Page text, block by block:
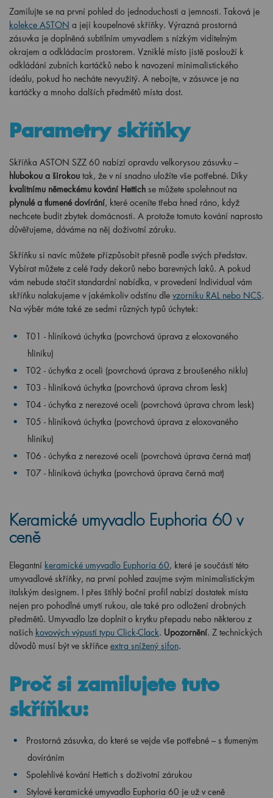
Zamilujte se na první pohled do jednoduchosti a jemnosti. Taková je
kolekce ASTON a její koupelnové skříňky. Výrazná prostorná
zásuvka je doplněná subtilním umyvadlem s nízkým viditelným
okrajem a odkládacím prostorem. Vzniklé místo jistě poslouží k
odkládání zubních kartáčků nebo k navození minimalistického
ideálu, pokud ho necháte nevyužitý. A nebojte, v zásuvce je na
kartáčky a mnoho dalších předmětů místa dost.
Parametry skříňky
Skříňka ASTON SZZ 60 nabízí opravdu velkorysou zásuvku –
hlubokou a širokou tak, že v ní snadno uložíte vše potřebné. Díky
kvalitnímu německému kování Hettich se můžete spolehnout na
plynulé a tlumené dovírání, které oceníte třeba hned ráno, když
nechcete budit zbytek domácnosti. A protože tomuto kování naprosto
důvěřujeme, dáváme na něj doživotní záruku.
Skříňku si navíc můžete přizpůsobit přesně podle svých představ.
Vybírat můžete z celé řady dekorů nebo barevných laků. A pokud
vám nebude stačit standardní nabídka, v provedení Individual vám
skříňku nalakujeme v jakémkoliv odstínu dle vzorníku RAL nebo NCS.
Na výběr máte také ze sedmi různých typů úchytek:
T01 - hliníková úchytka (povrchová úprava z eloxovaného
hliníku)
T02 - úchytka z oceli (povrchová úprava z broušeného niklu)
T03 - hliníková úchytka (povrchová úprava chrom lesk)
T04 - úchytka z nerezové oceli (povrchová úprava chrom lesk)
T05 - hliníková úchytka (povrchová úprava z eloxovaného
hliníku)
T06 - úchytka z nerezové oceli (povrchová úprava černá mat)
T07 - hliníková úchytka (povrchová úprava černá mat)
Keramické umyvadlo Euphoria 60 v
ceně
Elegantní keramické umyvadlo Euphoria 60, které je součástí této
umyvadlové skříňky, na první pohled zaujme svým minimalistickým
italským designem. I přes štíhlý boční profil nabízí dostatek místa
nejen pro pohodlné umytí rukou, ale také pro odložení drobných
předmětů. Umyvadlo lze doplnit o krytku přepadu nebo některou z
našich kovových výpustí typu Click-Clack. Upozornění. Z technických
důvodů musí být ve skříňce extra snížený sifon.
Proč si zamilujete tuto
skříňku:
Prostorná zásuvka, do které se vejde vše potřebné – s tlumeným
dovíráním
Spolehlivé kování Hettich s doživotní zárukou
Stylové keramické umyvadlo Euphoria 60 je už v ceně